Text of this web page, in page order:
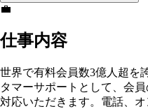
💼
仕事内容
世界で有料会員数3億人超を
タマーサポートとして、会
対応いただきます。電話、